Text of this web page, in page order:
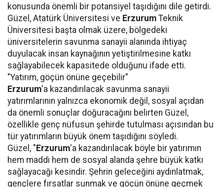
konusunda önemli bir potansiyel taşıdığını dile getirdi.
Güzel, Atatürk Üniversitesi ve Erzurum Teknik
Üniversitesi başta olmak üzere, bölgedeki
üniversitelerin savunma sanayii alanında ihtiyaç
duyulacak insan kaynağının yetiştirilmesine katkı
sağlayabilecek kapasitede olduğunu ifade etti.
"Yatırım, göçün önüne geçebilir"
Erzurum'a kazandırılacak savunma sanayii
yatırımlarının yalnızca ekonomik değil, sosyal açıdan
da önemli sonuçlar doğuracağını belirten Güzel,
özellikle genç nüfusun şehirde tutulması açısından bu
tür yatırımların büyük önem taşıdığını söyledi.
Güzel, " Erzurum'a kazandırılacak böyle bir yatırımın
hem maddi hem de sosyal alanda şehre büyük katkı
sağlayacağı kesindir. Şehrin geleceğini aydınlatmak,
gençlere fırsatlar sunmak ve göçün önüne geçmek